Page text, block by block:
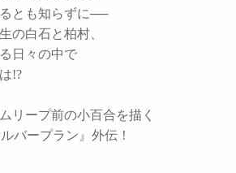
とも知らずに──
の白石と柏村、
日々の中で
!?
リープ前の小百合を描く
バープラン』外伝！